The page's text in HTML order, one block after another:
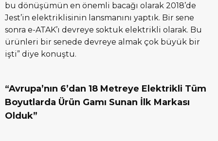
bu dönüşümün en önemli bacağı olarak 2018’de
Jest’in elektriklisinin lansmanını yaptık. Bir sene
sonra e-ATAK’ı devreye soktuk elektrikli olarak. Bu
ürünleri bir senede devreye almak çok büyük bir
işti” diye konuştu.
“Avrupa’nın 6’dan 18 Metreye Elektrikli Tüm
Boyutlarda Ürün Gamı Sunan İlk Markası
Olduk”